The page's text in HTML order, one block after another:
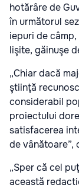
hotărâre de
în următorul
iepuri de
lişite, găinuşe
„Chiar dacă
ştiinţă
considerabil
proiectului
satisfacerea
de vânătoare”,
„Sper că cel
această